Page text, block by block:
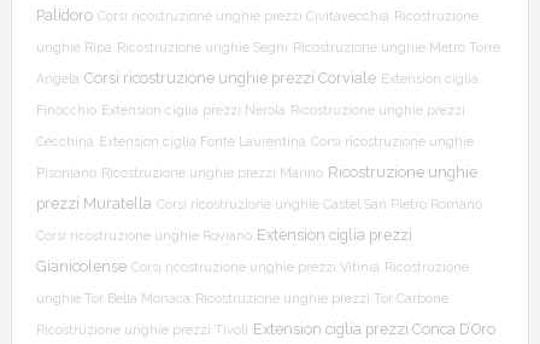
Palidoro Corsi ricostruzione unghie prezzi Civitavecchia Ricostruzione
unghie Ripa Ricostruzione unghie Segni Ricostruzione unghie Metro Torre
Angela Corsi ricostruzione unghie prezzi Corviale Extension ciglia
Finocchio Extension ciglia prezzi Nerola Ricostruzione unghie prezzi
Cecchina Extension ciglia Fonte Laurentina Corsi ricostruzione unghie
Pisoniano Ricostruzione unghie prezzi Marino Ricostruzione unghie
prezzi Muratella Corsi ricostruzione unghie Castel San Pietro Romano
Corsi ricostruzione unghie Roviano Extension ciglia prezzi
Gianicolense Corsi ricostruzione unghie prezzi Vitinia Ricostruzione
unghie Tor Bella Monaca Ricostruzione unghie prezzi Tor Carbone
Ricostruzione unghie prezzi Tivoli Extension ciglia prezzi Conca D’Oro